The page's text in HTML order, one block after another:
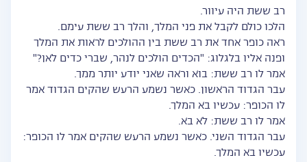
רב ששת היה עיוור.
הלכו כולם לקבל את פני המלך, והלך רב ששת עימם.
ראה כופר אחד את רב ששת בין ההולכים לראות את המלך
ופנה אליו בלגלוג: "הכדים הולכים לנהר, שברי כדים לאן?"
אמר לו רב ששת: בוא וראה שאני יודע יותר ממך.
עבר הגדוד הראשון. כאשר נשמע הרעש שהקים הגדוד אמר
לו הכופר: עכשיו בא המלך.
אמר לו רב ששת: לא בא.
עבר הגדוד השני. כאשר נשמע הרעש שהקים אמר לו הכופר:
עכשיו בא המלך.